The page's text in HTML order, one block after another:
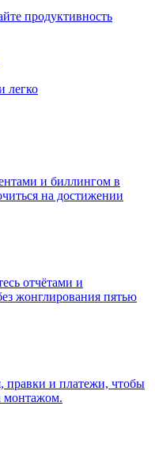
продуктивность
легко
и биллингом в
на достижении
отчётами и
жонглирования пятью
правки и платежи, чтобы
монтажом.